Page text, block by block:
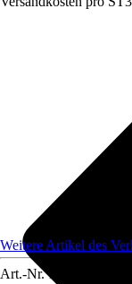
Weitere Artikel des
Art.-Nr. 12584427